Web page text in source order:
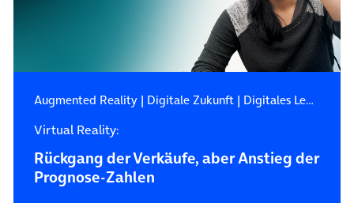
Augmented Reality| Digitale Zukunft| Digitales Leben
Virtual Reality:
Rückgang der Verkäufe, aber Anstieg der
Prognose-Zahlen